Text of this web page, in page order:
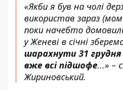
«Якби я був на чолі
використав зараз
поки начебто
у Женеві в січні
шарахнути 31 грудня
вже всі підшофе...» –
Жириновський.